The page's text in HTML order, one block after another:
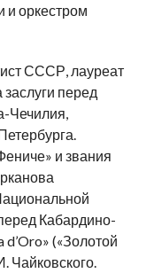
и оркестром
СССР, лауреат
перед
Чечилия,
и звания
Кабардино-
(«Золотой
Чайковского.